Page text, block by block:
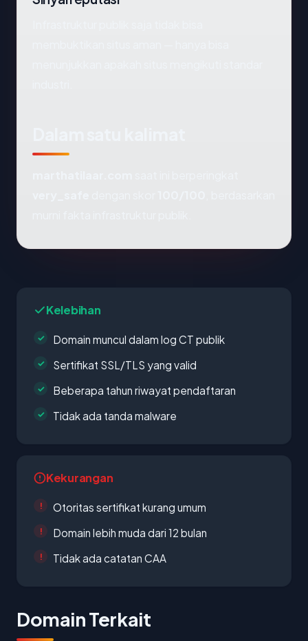
Kelebihan
Domain muncul dalam log CT publik
Sertifikat SSL/TLS yang valid
Beberapa tahun riwayat pendaftaran
Tidak ada tanda malware
Kekurangan
Otoritas sertifikat kurang umum
Domain lebih muda dari 12 bulan
Tidak ada catatan CAA
Domain Terkait